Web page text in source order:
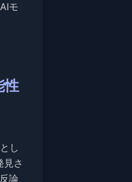
モ
性
し
見さ
論